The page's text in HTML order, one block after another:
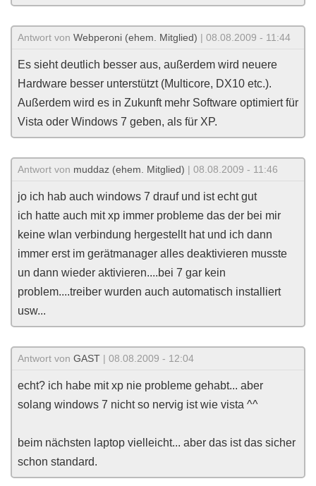
Antwort von Webperoni (ehem. Mitglied) | 08.08.2009 - 11:44
Es sieht deutlich besser aus, außerdem wird neuere
Hardware besser unterstützt (Multicore, DX10 etc.).
Außerdem wird es in Zukunft mehr Software optimiert für
Vista oder Windows 7 geben, als für XP.
Antwort von muddaz (ehem. Mitglied) | 08.08.2009 - 11:46
jo ich hab auch windows 7 drauf und ist echt gut
ich hatte auch mit xp immer probleme das der bei mir
keine wlan verbindung hergestellt hat und ich dann
immer erst im gerätmanager alles deaktivieren musste
un dann wieder aktivieren....bei 7 gar kein
problem....treiber wurden auch automatisch installiert
usw...
Antwort von GAST | 08.08.2009 - 12:04
echt? ich habe mit xp nie probleme gehabt... aber
solang windows 7 nicht so nervig ist wie vista ^^
beim nächsten laptop vielleicht... aber das ist das sicher
schon standard.